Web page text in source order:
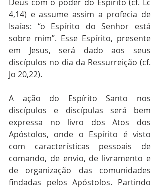
4,14) e assume assim a profecia de
Isaías: “o Espírito do Senhor está
sobre mim”. Esse Espírito, presente
em Jesus, será dado aos seus
discípulos no dia da Ressurreição (cf.
Jo 20,22).
A ação do Espírito Santo nos
discípulos e discípulas será bem
expressa no livro dos Atos dos
Apóstolos, onde o Espírito é visto
com características pessoais de
comando, de envio, de livramento e
de organização das comunidades
findadas pelos Apóstolos. Partindo